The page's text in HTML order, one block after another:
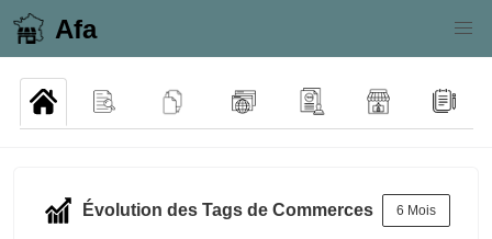
Afa
Évolution des Tags de Commerces 6 Mois